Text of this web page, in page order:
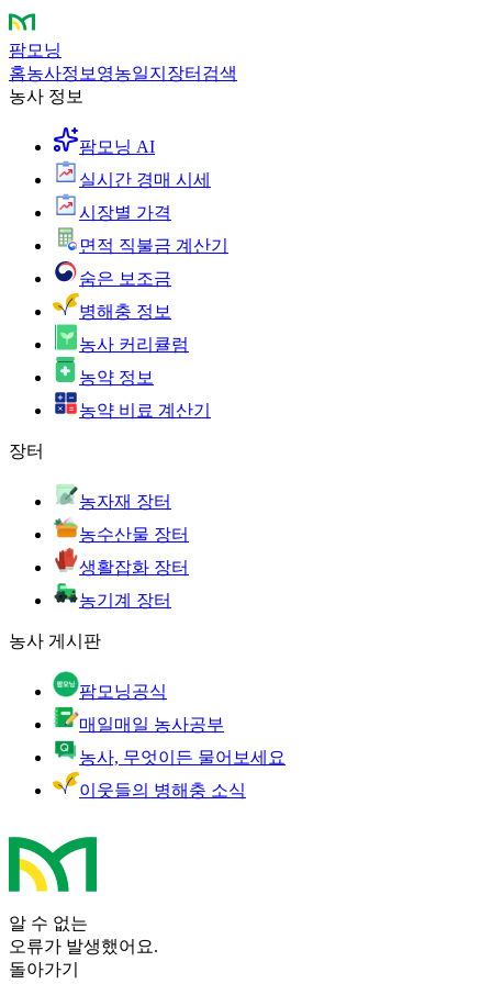
팜모닝
홈농사정보 영농일지 장터 검색
농사 정보
팜모닝 AI
실시간 경매 시세
시장별 가격
면적 직불금 계산기
숨은 보조금
병해충 정보
농사 커리큘럼
농약 정보
농약 비료 계산기
장터
농자재 장터
농수산물 장터
생활잡화 장터
농기계 장터
농사 게시판
팜모닝공식
매일매일 농사공부
농사, 무엇이든 물어보세요
이웃들의 병해충 소식
알 수 없는
오류가 발생했어요.
돌아가기